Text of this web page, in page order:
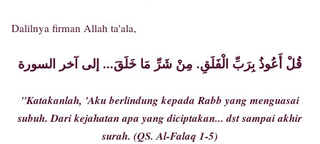
Dalilnya firman Allah ta'ala,
قُلْ أَعُوذُ بِرَبِّ الْفَلَقِ. مِنْ شَرِّ مَا خَلَقَ... إلى آخر السورة
"Katakanlah, 'Aku berlindung kepada Rabb yang menguasai
subuh. Dari kejahatan apa yang diciptakan... dst sampai akhir
surah. (QS. Al-Falaq 1-5)